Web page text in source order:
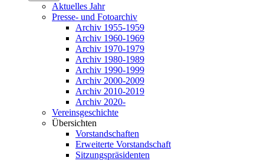
Aktuelles Jahr
Presse- und Fotoarchiv
Archiv 1955-1959
Archiv 1960-1969
Archiv 1970-1979
Archiv 1980-1989
Archiv 1990-1999
Archiv 2000-2009
Archiv 2010-2019
Archiv 2020-
Vereinsgeschichte
Übersichten
Vorstandschaften
Erweiterte Vorstandschaft
Sitzungspräsidenten